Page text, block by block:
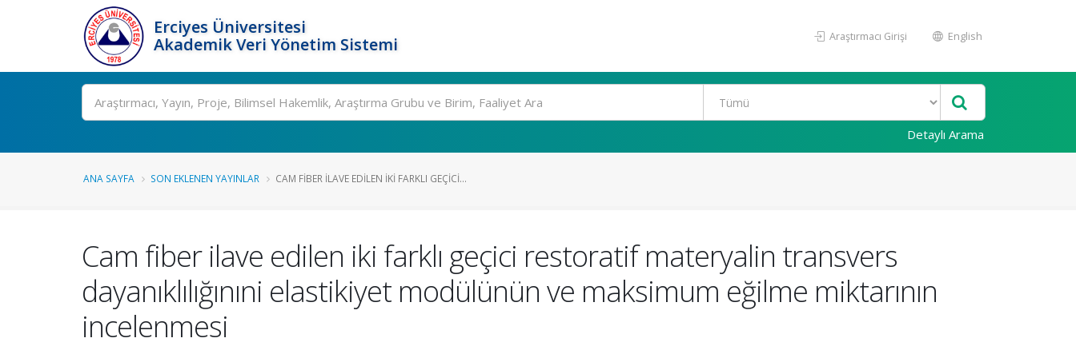
Erciyes Üniversitesi
Akademik Veri Yönetim Sistemi
Araştırmacı Girişi English
Ara
Detaylı Arama
ANA SAYFA SON EKLENEN YAYINLAR CAM FIBER ILAVE EDILEN IKI FARKLI GEÇICI...
Cam fiber ilave edilen iki farklı geçici restoratif materyalin transvers
dayanıklılığınıni elastikiyet modülünün ve maksimum eğilme miktarının
incelenmesi